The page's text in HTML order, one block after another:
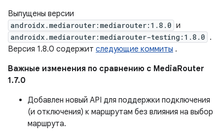
Выпущены версии
androidx.mediarouter:mediarouter:1.8.0 и
androidx.mediarouter:mediarouter-testing:1.8.0 .
Версия 1.8.0 содержит следующие коммиты .
Важные изменения по сравнению с MediaRouter
1.7.0
Добавлен новый API для поддержки подключения
(и отключения) к маршрутам без влияния на выбор
маршрута.